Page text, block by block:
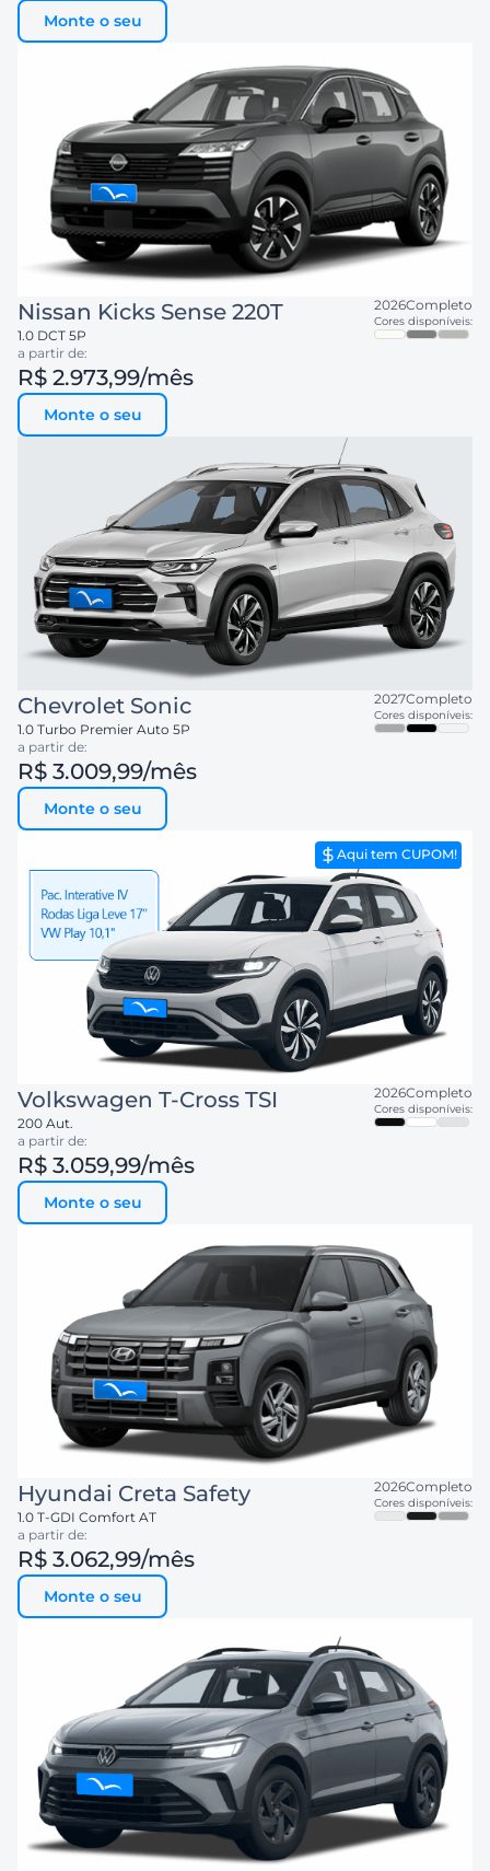
Monte o seu
Nissan Kicks Sense 220T
1.0 DCT 5P
2026Completo
Cores disponíveis:
a partir de:
R$ 2.973,99/mês
Monte o seu
Chevrolet Sonic
1.0 Turbo Premier Auto 5P
2027Completo
Cores disponíveis:
a partir de:
R$ 3.009,99/mês
Monte o seu
Aqui tem CUPOM!
Volkswagen T-Cross TSI
200 Aut.
2026Completo
Cores disponíveis:
a partir de:
R$ 3.059,99/mês
Monte o seu
Hyundai Creta Safety
1.0 T-GDI Comfort AT
2026Completo
Cores disponíveis:
a partir de:
R$ 3.062,99/mês
Monte o seu